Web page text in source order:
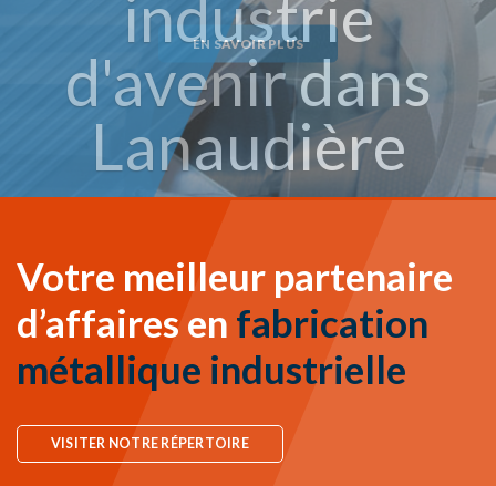
EN SAVOIR PLUS
Votre meilleur partenaire
d’affaires en fabrication
métallique industrielle
VISITER NOTRE RÉPERTOIRE